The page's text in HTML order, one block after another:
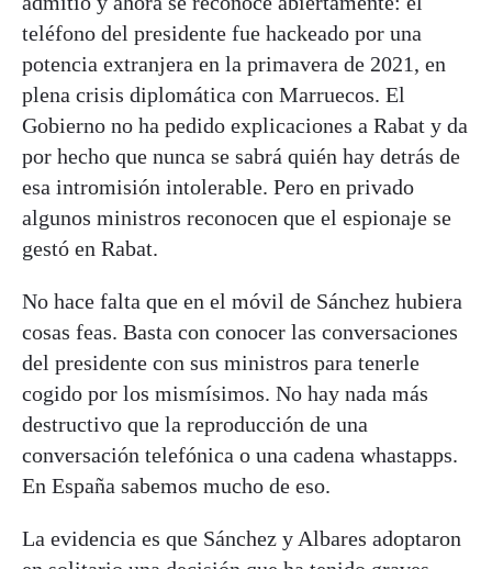
teléfono del presidente fue hackeado por una
potencia extranjera en la primavera de 2021, en
plena crisis diplomática con Marruecos. El
Gobierno no ha pedido explicaciones a Rabat y da
por hecho que nunca se sabrá quién hay detrás de
esa intromisión intolerable. Pero en privado
algunos ministros reconocen que el espionaje se
gestó en Rabat.
No hace falta que en el móvil de Sánchez hubiera
cosas feas. Basta con conocer las conversaciones
del presidente con sus ministros para tenerle
cogido por los mismísimos. No hay nada más
destructivo que la reproducción de una
conversación telefónica o una cadena whastapps.
En España sabemos mucho de eso.
La evidencia es que Sánchez y Albares adoptaron